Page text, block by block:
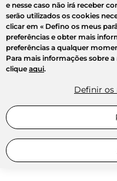
e nesse caso não irá receber
serão utilizados os cookies
clicar em « Defino os meus
preferências e obter mais
preferências a qualquer
Para mais informações sobre
clique aqui.
Definir os